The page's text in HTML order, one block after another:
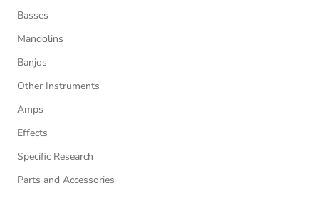
Basses
Mandolins
Banjos
Other Instruments
Amps
Effects
Specific Research
Parts and Accessories